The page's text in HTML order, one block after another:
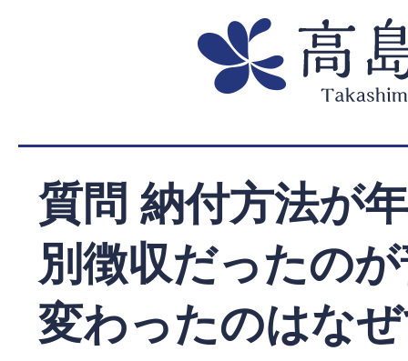
質問 納付方法が
別徴収だったの
変わったのはな